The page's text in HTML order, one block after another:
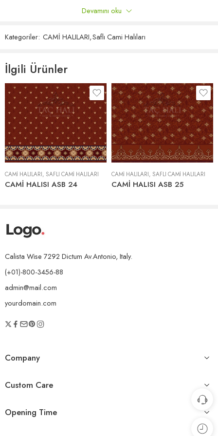
Gerdirme veya Komple Yapıştırma
Yalnızca bu ürünü satın almış oturum açmış müşteriler yorum
Henüz hiç yorum yok.
Devamını oku
Kategoriler: CAMİ HALILARI,Saflı Cami Halıları
İlgili Ürünler
CAMİ HALILARI, SAFLI CAMI HALILARI
CAMİ HALISI ASB 24
CAMİ HALILARI, SAFLI CAMI HALILARI
CAMİ HALISI ASB 25
Calista Wise 7292 Dictum Av.Antonio, Italy.
(+01)-800-3456-88
admin@mail.com
yourdomain.com
Company
Custom Care
Opening Time